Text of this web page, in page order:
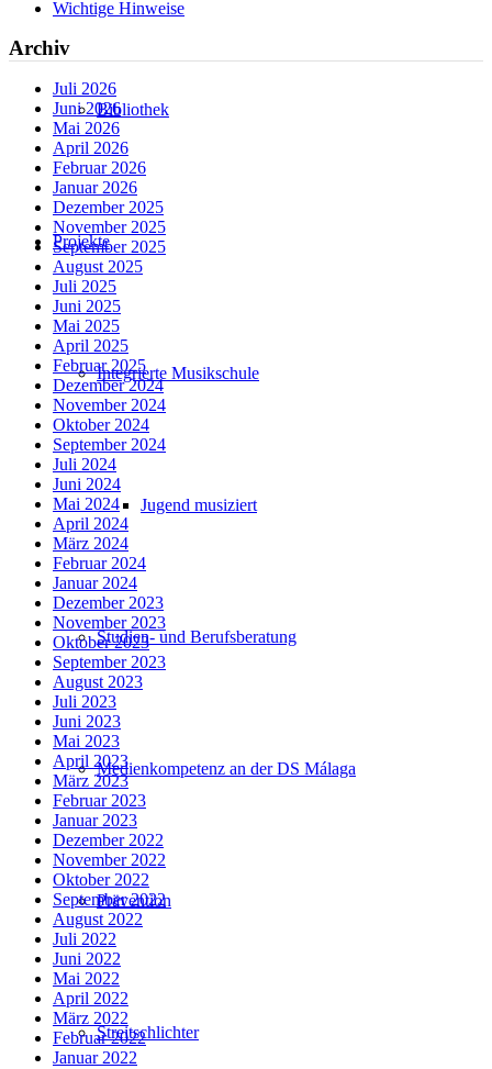
Bibliothek
Projekte
Integrierte Musikschule
Jugend musiziert
Studien- und Berufsberatung
Medienkompetenz an der DS Málaga
Prävention
Streitschlichter
Wichtige Hinweise
Archiv
Juli 2026
Juni 2026
Mai 2026
April 2026
Februar 2026
Januar 2026
Dezember 2025
November 2025
September 2025
August 2025
Juli 2025
Juni 2025
Mai 2025
April 2025
Februar 2025
Dezember 2024
November 2024
Oktober 2024
September 2024
Juli 2024
Juni 2024
Mai 2024
April 2024
März 2024
Februar 2024
Januar 2024
Dezember 2023
November 2023
Oktober 2023
September 2023
August 2023
Juli 2023
Juni 2023
Mai 2023
April 2023
März 2023
Februar 2023
Januar 2023
Dezember 2022
November 2022
Oktober 2022
September 2022
August 2022
Juli 2022
Juni 2022
Mai 2022
April 2022
März 2022
Februar 2022
Januar 2022